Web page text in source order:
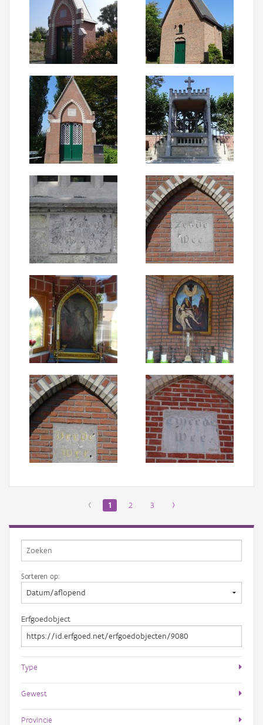
‹ 1 2 3 ›
Sorteren op:
Erfgoedobject
Type
Gewest
Provincie